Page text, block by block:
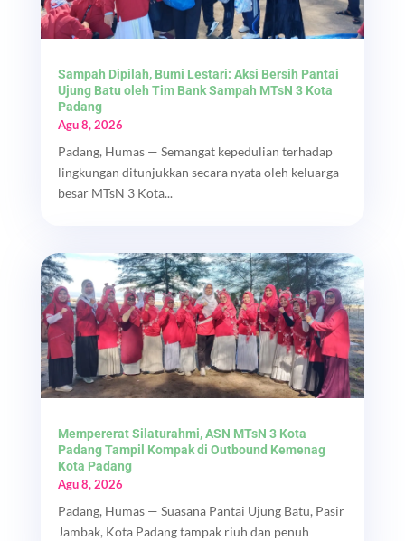
Sampah Dipilah, Bumi Lestari: Aksi Bersih Pantai
Ujung Batu oleh Tim Bank Sampah MTsN 3 Kota
Padang
Agu 8, 2026
Padang, Humas — Semangat kepedulian terhadap
lingkungan ditunjukkan secara nyata oleh keluarga
besar MTsN 3 Kota...
Mempererat Silaturahmi, ASN MTsN 3 Kota
Padang Tampil Kompak di Outbound Kemenag
Kota Padang
Agu 8, 2026
Padang, Humas — Suasana Pantai Ujung Batu, Pasir
Jambak, Kota Padang tampak riuh dan penuh